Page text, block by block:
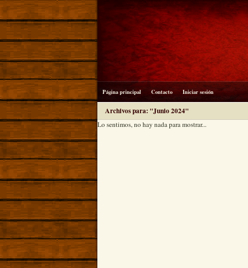
Página principal Contacto Iniciar sesión
Archivos para: "Junio 2024"
Lo sentimos, no hay nada para mostrar...